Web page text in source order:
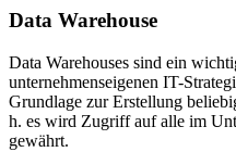
Data Warehouse
Data Warehouses sind ein
unternehmenseigenen IT-
Grundlage zur Erstellung
h. es wird Zugriff auf alle im
gewährt.